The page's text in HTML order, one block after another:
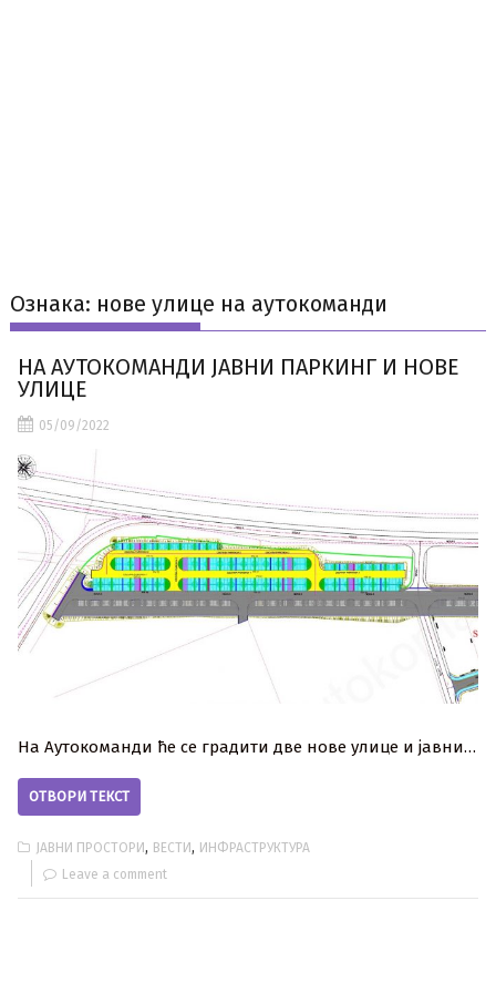
Ознака: нове улице на аутокоманди
НА АУТОКОМАНДИ ЈАВНИ ПАРКИНГ И НОВЕ
УЛИЦЕ
05/09/2022
На Аутокоманди ће се градити две нове улице и јавни…
ОТВОРИ ТЕКСТ
ЈАВНИ ПРОСТОРИ, ВЕСТИ, ИНФРАСТРУКТУРА
Leave a comment